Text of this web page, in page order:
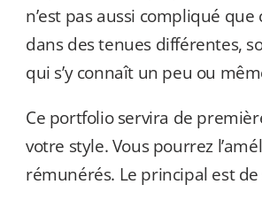
n’est pas aussi compliqué
dans des tenues différentes,
qui s’y connaît un peu ou
Ce portfolio servira de
votre style. Vous pourrez
rémunérés. Le principal est